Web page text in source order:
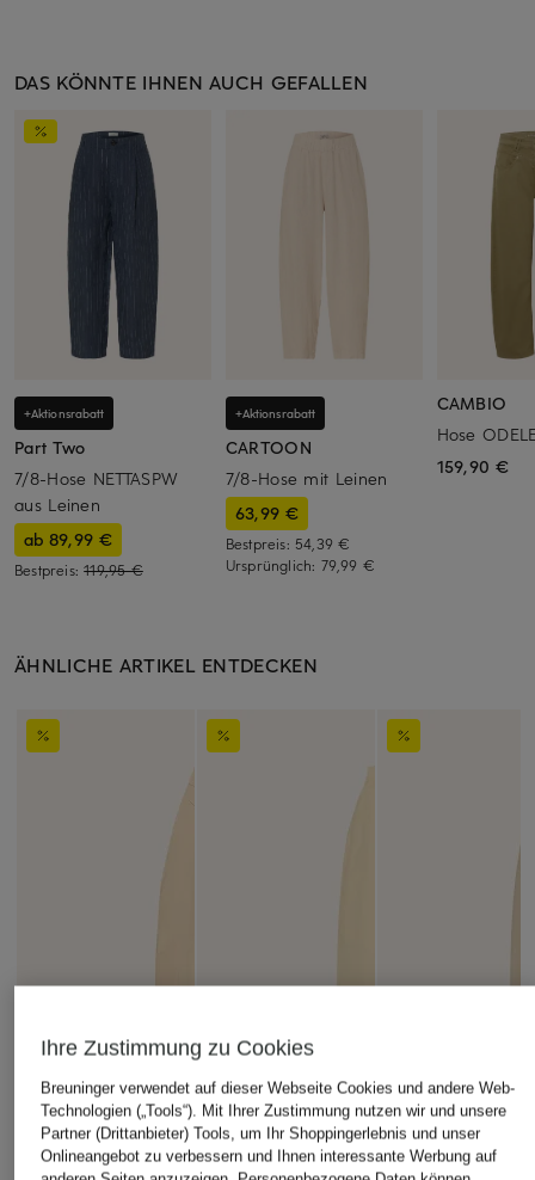
DAS KÖNNTE IHNEN AUCH GEFALLEN
+Aktionsrabatt
Part Two
7/8-Hose NETTASPW
aus Leinen
ab 89,99 €
Bestpreis:119,95 €
+Aktionsrabatt
CARTOON
7/8-Hose mit Leinen
63,99 €
Bestpreis: 54,39 €
Ursprünglich: 79,99 €
CAMBIO
Hose
159,90 €
ÄHNLICHE ARTIKEL ENTDECKEN
Ihre Zustimmung zu Cookies
Breuninger verwendet auf dieser Webseite Cookies und andere Web-
Technologien („Tools“). Mit Ihrer Zustimmung nutzen wir und unsere
Partner (Drittanbieter) Tools, um Ihr Shoppingerlebnis und unser
Onlineangebot zu verbessern und Ihnen interessante Werbung auf